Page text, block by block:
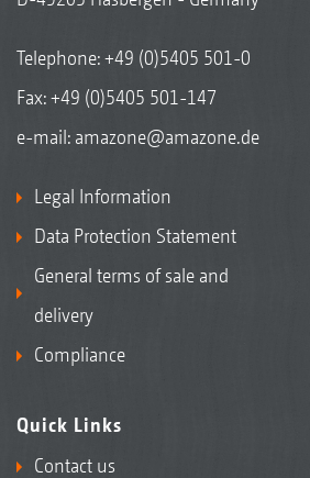
Telephone:+49 (0)5405 501-0
Fax: +49 (0)5405 501-147
e-mail: amazone@amazone.de
Legal Information
Data Protection Statement
General terms of sale and
delivery
Compliance
Quick Links
Contact us